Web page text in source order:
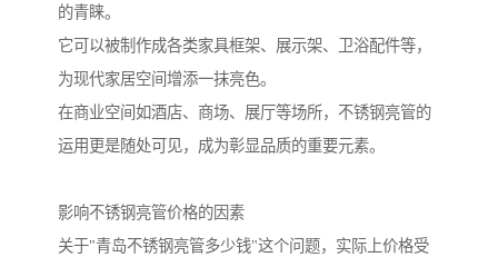
的青睐。
它可以被制作成各类家具框架、展示架、卫浴配件等，
为现代家居空间增添一抹亮色。
在商业空间如酒店、商场、展厅等场所，不锈钢亮管的
运用更是随处可见，成为彰显品质的重要元素。
影响不锈钢亮管价格的因素
关于"青岛不锈钢亮管多少钱"这个问题，实际上价格受